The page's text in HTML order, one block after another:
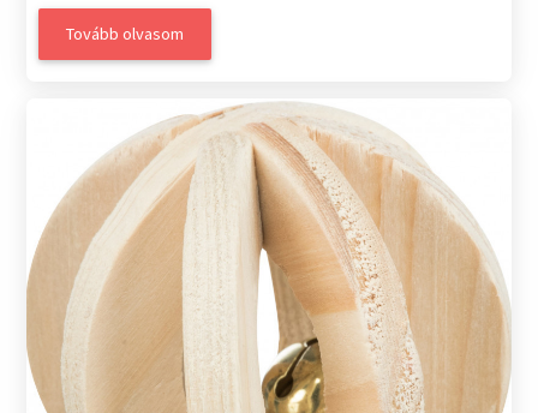
Tovább olvasom